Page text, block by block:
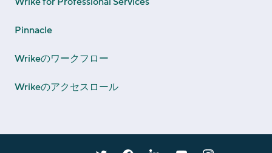
Pinnacle
Wrikeのワークフロー
Wrikeのアクセスロール